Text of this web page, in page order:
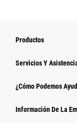
Productos
Servicios Y
¿Cómo Podemos
Información De La